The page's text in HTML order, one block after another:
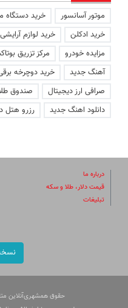
موتور آسانسور خرید دستگاه
خرید ادکلن
خرید لوازم
مزایده خودرو
مرکز تزریق
آهنگ جدید
خرید دوچرخه
صرافی ارز دیجیتال
صندوق
دانلود اهنگ جدید
رزرو هتل
درباره ما
قیمت دلار، طلا و سکه
تبلیغات
حقوق همشهری‌آنلاین